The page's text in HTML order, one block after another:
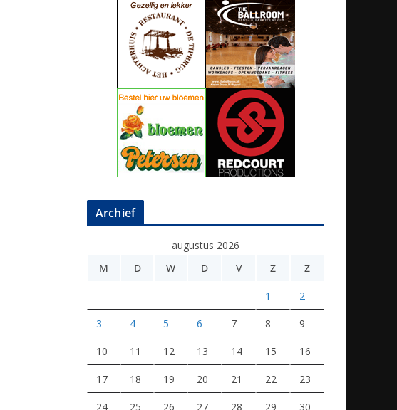
Archief
augustus 2026
M
D W D V Z Z
1 2
3 4 5 6 7 8 9
10 11 12 13 14 15 16
17 18 19 20 21 22 23
24 25 26 27 28 29 30